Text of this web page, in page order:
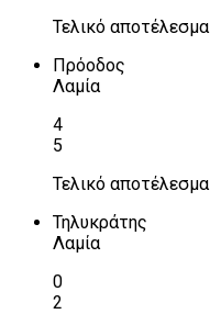
Τελικό αποτέλεσμα
Πρόοδος
Λαμία
4
5
Τελικό αποτέλεσμα
Τηλυκράτης
Λαμία
0
2